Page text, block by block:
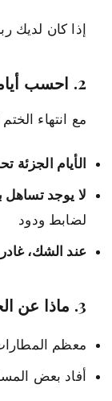
إذا كان
2. احسب أيامك بشكل صحيح لحد الـ 90 يومًا
مع انتهاء
الأيام الجزئة
لا يوجد تساهل
لضابط ودود
عند الشك، غادر
3. ماذا عن الخروج؟
معظم
أفاد بعض